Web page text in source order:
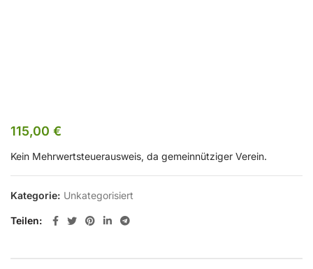
115,00 €
Kein Mehrwertsteuerausweis, da gemeinnütziger Verein.
Kategorie: Unkategorisiert
Teilen